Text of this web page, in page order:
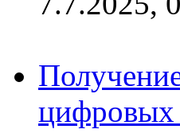
цифровых